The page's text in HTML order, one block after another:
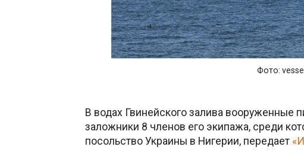
Фото:
В водах Гвинейского залива вооруженные
заложники 8 членов его экипажа, среди
посольство Украины в Нигерии, передает